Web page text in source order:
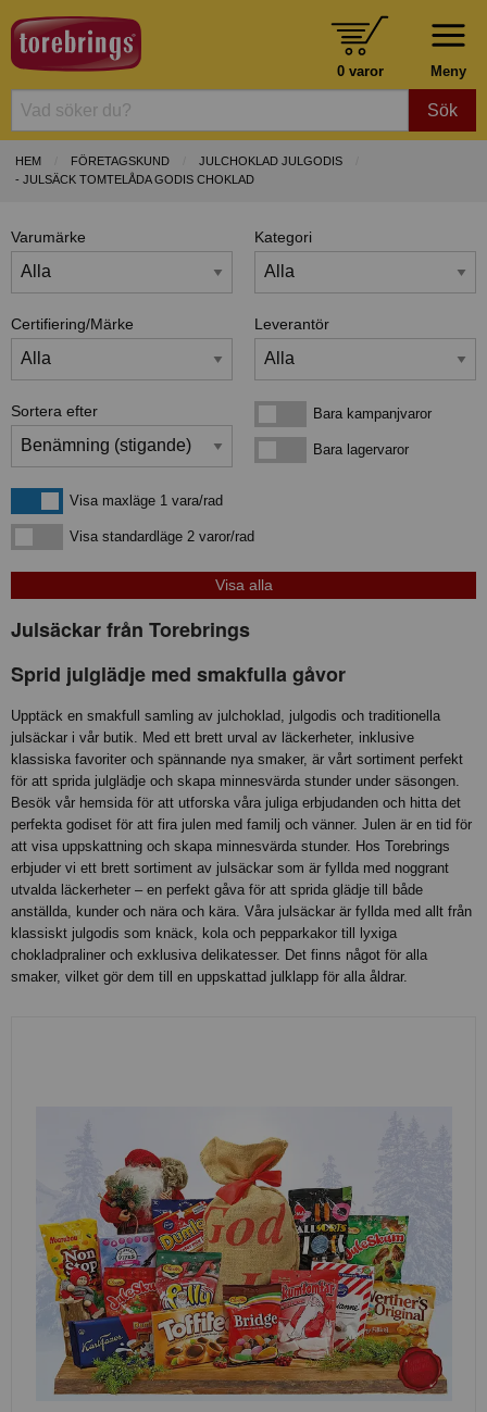
Meny
0 varor
Sök
HEM FÖRETAGSKUND
JULCHOKLAD JULGODIS
- JULSÄCK TOMTELÅDA GODIS CHOKLAD
Varumärke Kategori
Certifiering/Märke Leverantör
Sortera efter Bara kampanjvarorBara kampanjvaror
Bara lagervarorBara lagervaror
Visa maxläge 1 vara/rad
Visa maxläge 1 vara/rad
Visa standardlägeVisa standardläge 2 varor/rad
Julsäckar från Torebrings
Sprid julglädje med smakfulla gåvor
Upptäck en smakfull samling av julchoklad, julgodis och traditionella
julsäckar i vår butik. Med ett brett urval av läckerheter, inklusive
klassiska favoriter och spännande nya smaker, är vårt sortiment perfekt
för att sprida julglädje och skapa minnesvärda stunder under säsongen.
Besök vår hemsida för att utforska våra juliga erbjudanden och hitta det
perfekta godiset för att fira julen med familj och vänner. Julen är en tid för
att visa uppskattning och skapa minnesvärda stunder. Hos Torebrings
erbjuder vi ett brett sortiment av julsäckar som är fyllda med noggrant
utvalda läckerheter – en perfekt gåva för att sprida glädje till både
anställda, kunder och nära och kära. Våra julsäckar är fyllda med allt från
klassiskt julgodis som knäck, kola och pepparkakor till lyxiga
chokladpraliner och exklusiva delikatesser. Det finns något för alla
smaker, vilket gör dem till en uppskattad julklapp för alla åldrar.